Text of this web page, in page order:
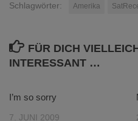
Schlagwörter: Amerika
FÜR DICH
INTERESSANT …
I’m so sorry
7. JUNI 2009